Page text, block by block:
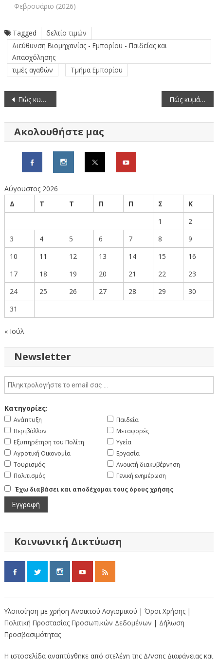
Φεβρουάριο (2026)
Tagged
δελτίο τιμών
Διεύθυνση Βιομηχανίας - Εμπορίου - Παιδείας και
Απασχόλησης
τιμές αγαθών
Τμήμα Εμπορίου
Πλοήγηση
Πώς κυμάνθηκαν οι τιμές ελαιόλαδου, αραβοσιτέλαιου και ηλιέλαιου το Μάρτιο (2026) Πώς κυμάνθηκαν οι τιμές κρεάτων και πουλερικών το Μάρτιο (2026)
Ακολουθήστε μας
Αύγουστος 2026
Δ
Τ Τ Π Π Σ
Κ
1
2
3
4 5 6 7 8
9
10
11 12 13 14 15
16
17
18 19 20 21 22
23
24
25 26 27 28 29
30
31
« Ιούλ
Newsletter
Κατηγορίες:
Ανάπτυξη
Περιβάλλον
Εξυπηρέτηση του Πολίτη
Αγροτική Οικονομία
Τουρισμός
Πολιτισμός
Παιδεία
Μεταφορές
Υγεία
Εργασία
Ανοικτή διακυβέρνηση
Γενική ενημέρωση
Έχω διαβάσει και αποδέχομαι τους όρους χρήσης
Κοινωνική Δικτύωση
Υλοποίηση με χρήση Ανοικτού Λογισμικού | Όροι Χρήσης |
Πολιτική Προστασίας Προσωπικών Δεδομένων | Δήλωση
Προσβασιμότητας
Η ιστοσελίδα αναπτύχθηκε από στελέχη της Δ/νσης Διαφάνειας και